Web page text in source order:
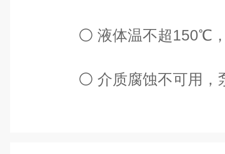
⚪ 液体温不超150℃，
⚪ 介质腐蚀不可用，